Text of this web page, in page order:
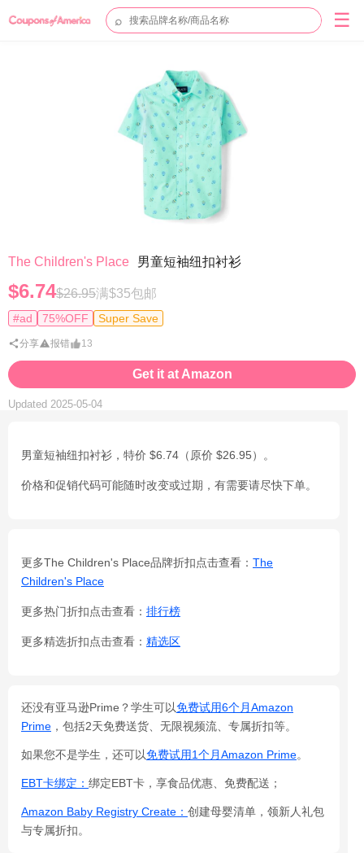
⌕ ☰
The Children's Place 男童短袖纽扣衬衫
$6.74$26.95满$35包邮
#ad 75%OFF Super Save
分享 报错 13
Get it at Amazon
Updated 2025-05-04
男童短袖纽扣衬衫，特价 $6.74（原价 $26.95）。
价格和促销代码可能随时改变或过期，有需要请尽快下单。
更多The Children's Place品牌折扣点击查看： The
Children's Place
更多热门折扣点击查看： 排行榜
更多精选折扣点击查看： 精选区
还没有亚马逊Prime？学生可以免费试用6个月Amazon
Prime ，包括2天免费送货、无限视频流、专属折扣等。
如果您不是学生，还可以免费试用1个月Amazon Prime。
EBT卡绑定： 绑定EBT卡，享食品优惠、免费配送；
Amazon Baby Registry Create： 创建母婴清单，领新人礼包
与专属折扣。